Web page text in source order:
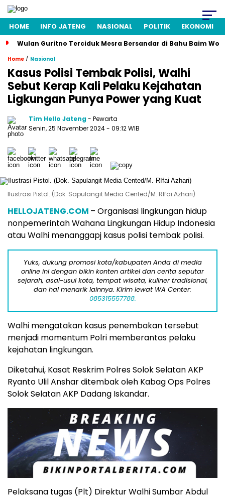
HOME INFO JATENG NASIONAL POLITIK EKONOMI
Wulan Guritno Terciduk Mesra Bersandar di Bahu Baim
Home / Nasional
Kasus Polisi Tembak Polisi, Walhi
Sebut Kerap Kali Pelaku Kejahatan
Ligkungan Punya Power yang Kuat
Tim Hello Jateng- Pewarta
Senin, 25 November 2024- 09:12 WIB
Ilustrasi Pistol. (Dok. Sapulangit Media Cented/M. RIfai Azhari)
HELLOJATENG.COM – Organisasi lingkungan hidup
nonpemerintah Wahana Lingkungan Hidup Indonesia
atau Walhi menanggapj kasus polisi tembak polisi.
Yuks, dukung promosi kota/kabupaten Anda di media
online ini dengan bikin konten artikel dan cerita seputar
sejarah, asal-usul kota, tempat wisata, kuliner tradisional,
dan hal menarik lainnya. Kirim lewat WA Center:
085315557788.
Walhi mengatakan kasus penembakan tersebut
menjadi momentum Polri memberantas pelaku
kejahatan lingkungan.
Diketahui, Kasat Reskrim Polres Solok Selatan AKP
Ryanto Ulil Anshar ditembak oleh Kabag Ops Polres
Solok Selatan AKP Dadang Iskandar.
Pelaksana tugas (Plt) Direktur Walhi Sumbar Abdul